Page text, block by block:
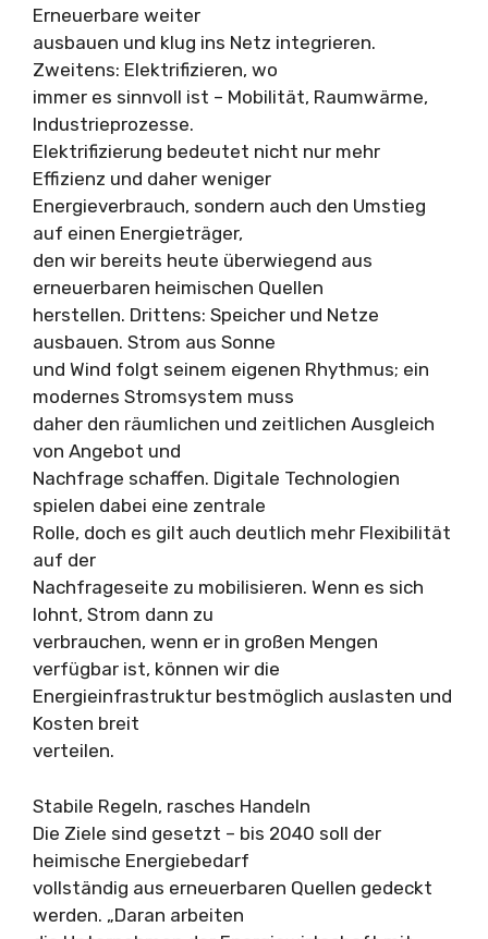
Erneuerbare weiter
ausbauen und klug ins Netz integrieren.
Zweitens: Elektrifizieren, wo
immer es sinnvoll ist – Mobilität, Raumwärme,
Industrieprozesse.
Elektrifizierung bedeutet nicht nur mehr
Effizienz und daher weniger
Energieverbrauch, sondern auch den Umstieg
auf einen Energieträger,
den wir bereits heute überwiegend aus
erneuerbaren heimischen Quellen
herstellen. Drittens: Speicher und Netze
ausbauen. Strom aus Sonne
und Wind folgt seinem eigenen Rhythmus; ein
modernes Stromsystem muss
daher den räumlichen und zeitlichen Ausgleich
von Angebot und
Nachfrage schaffen. Digitale Technologien
spielen dabei eine zentrale
Rolle, doch es gilt auch deutlich mehr Flexibilität
auf der
Nachfrageseite zu mobilisieren. Wenn es sich
lohnt, Strom dann zu
verbrauchen, wenn er in großen Mengen
verfügbar ist, können wir die
Energieinfrastruktur bestmöglich auslasten und
Kosten breit
verteilen.
Stabile Regeln, rasches Handeln
Die Ziele sind gesetzt – bis 2040 soll der
heimische Energiebedarf
vollständig aus erneuerbaren Quellen gedeckt
werden. „Daran arbeiten